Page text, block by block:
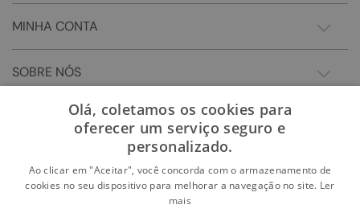
MINHA CONTA
SOBRE NÓS
Olá, coletamos os cookies para
oferecer um serviço seguro e
personalizado.
Ao clicar em "Aceitar", você concorda com o armazenamento de
cookies no seu dispositivo para melhorar a navegação no site. Ler
mais